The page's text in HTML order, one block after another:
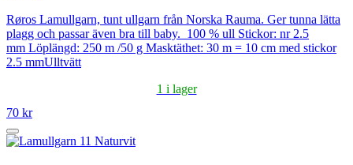
Røros Lamullgarn, tunt ullgarn från Norska Rauma. Ger tunna lätta
plagg och passar även bra till baby. 100 % ull Stickor: nr 2.5
mm Löplängd: 250 m /50 g Masktäthet: 30 m = 10 cm med stickor
2.5 mmUlltvätt
1 i lager
70 kr